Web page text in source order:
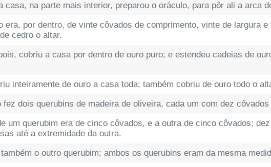
casa, na parte mais interior, preparou o oráculo, para pôr ali a arca
era, por dentro, de vinte côvados de comprimento, vinte de largura
cedro o altar.
cobriu a casa por dentro de ouro puro; e estendeu cadeias de
inteiramente de ouro a casa toda; também cobriu de ouro todo o
fez dois querubins de madeira de oliveira, cada um com dez côvados
um querubim era de cinco côvados, e a outra de cinco côvados;
até a extremidade da outra.
o outro querubim; ambos os querubins eram da mesma